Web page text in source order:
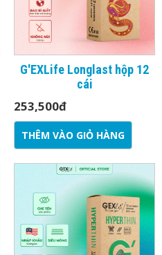
G'EXLife Longlast hộp 12
cái
253,500đ
THÊM VÀO GIỎ HÀNG